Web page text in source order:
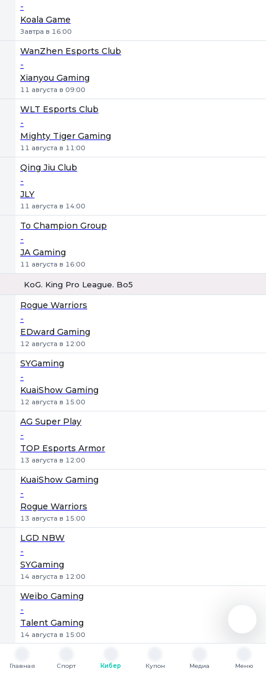
-
Koala Game
Завтра в 16:00
WanZhen Esports Club
-
Xianyou Gaming
11 августа в 09:00
WLT Esports Club
-
Mighty Tiger Gaming
11 августа в 11:00
Qing Jiu Club
-
JLY
11 августа в 14:00
To Champion Group
-
JA Gaming
11 августа в 16:00
KoG. King Pro League. Bo5
Rogue Warriors
-
EDward Gaming
12 августа в 12:00
SYGaming
-
KuaiShow Gaming
12 августа в 15:00
AG Super Play
-
TOP Esports Armor
13 августа в 12:00
KuaiShow Gaming
-
Rogue Warriors
13 августа в 15:00
LGD NBW
-
SYGaming
14 августа в 12:00
Weibo Gaming
-
Talent Gaming
14 августа в 15:00
-
Главная
Спорт
Кибер
Купон
Медиа
Меню